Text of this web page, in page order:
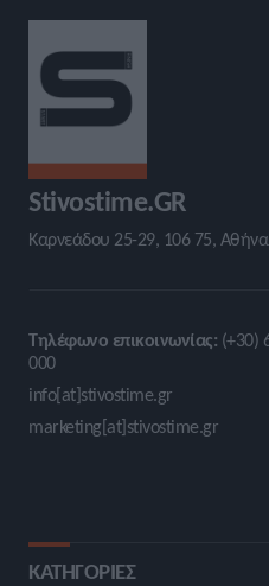
Stivostime.GR
Καρνεάδου 25-29, 106 75, Αθήνα
Τηλέφωνο επικοινωνίας: (+30)
000
info[at]stivostime.gr
marketing[at]stivostime.gr
ΚΑΤΗΓΟΡΙΕΣ